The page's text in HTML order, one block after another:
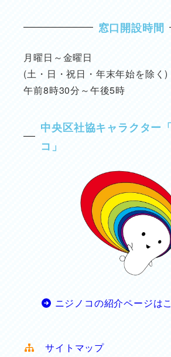
窓口開設時間
月曜日～金曜日
(土・日・祝日・年末年始を除く)
午前8時30分～午後5時
中央区社協キャラクター
コ」
ニジノコの紹介ページは
サイトマップ